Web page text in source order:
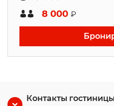
8 000 ₽
Контакты